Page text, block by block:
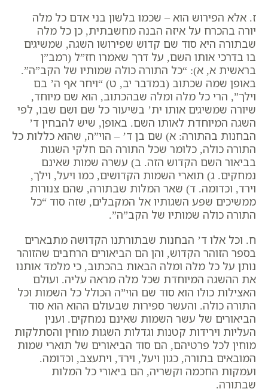
ז. אלא הפירוש הוא – שכמו בלשון בני אדם כל מלה
יורה בהכרח על איזה הבנה מחשבתית, כן כל מלה
שבתורה היא סוד שם קדוש שפירושו השגה, שמשיגים
בו בדרכי אותו השם, על דרך שאמרו חז”ל (רמב”ן
בראשית א, א): “כל התורה כולה שמותיו של הקב”ה”.
באופן שמה שכתוב (במדבר יב, ט) “ויחר אף ה’ בם
וילך”, הרי כל מלה ומלה שבהכתוב, הוא שם מיוחד,
שיורה שמשיגים אותו ית’ בשיעור כל שם ושם שבו, לפי
השגה המיוחדת לאותו השם. באופן, שיש להבחין ד’
הבחנות בהתורה: א) שם בן ד’ – הוי”ה, שהוא כללות כל
התורה כולה, כלומר שכל התורה הם חלקי השגות
בביאור השם הקדוש הזה. ב) עשרה שמות שאינם
נמחקים. ג) תוארי השמות הקדושים, כמו ויעל, וילך,
וירד, וכדומה. ד) שאר המלות שבתורה, שהם צנורות
ממשיכים שפע השגותיו אל המקבלים, שזה סוד “כל
התורה כולה שמותיו של הקב”ה”.
ח. וכל אלו ד’ הבחנות שבתורתנו הקדושה מתבארים
בספר הזוהר הקדוש, והן הם הביאורים הרחבים שהזוהר
נותן על כל מלה ומלה הבאות בהכתוב, כי מלמד אותנו
את ההשגה המיוחדת שכל מלה מראה עליה. ועולם
האצילות כולו הוא סוד שם הוי”ה הכולל כל השמות וכל
התורה כולה. והעשר ספירות שבעולם ההוא הוא סוד
הביאורים של עשר השמות שאינם נמחקים. וענין
העליות וירידות קטנות וגדלות השגות מוחין והסתלקות
מוחין לכל פרטיהם, הם סוד הביאורים של תוארי שמות
המובאים בתורה, כגון ויעל, וירד, ויתעצב, וכדומה.
ועמקות החכמה וקשריה, הם ביאורי כל המלות
שבתורה.